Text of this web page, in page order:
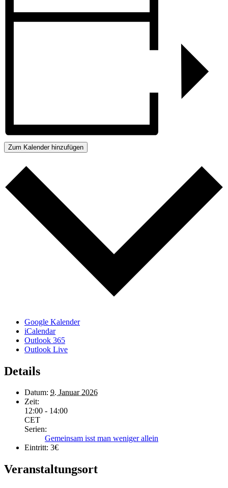
Zum Kalender hinzufügen
Google Kalender
iCalendar
Outlook 365
Outlook Live
Details
Datum: 9. Januar 2026
Zeit:
12:00 - 14:00
CET
Serien:
Gemeinsam isst man weniger allein
Eintritt: 3€
Veranstaltungsort